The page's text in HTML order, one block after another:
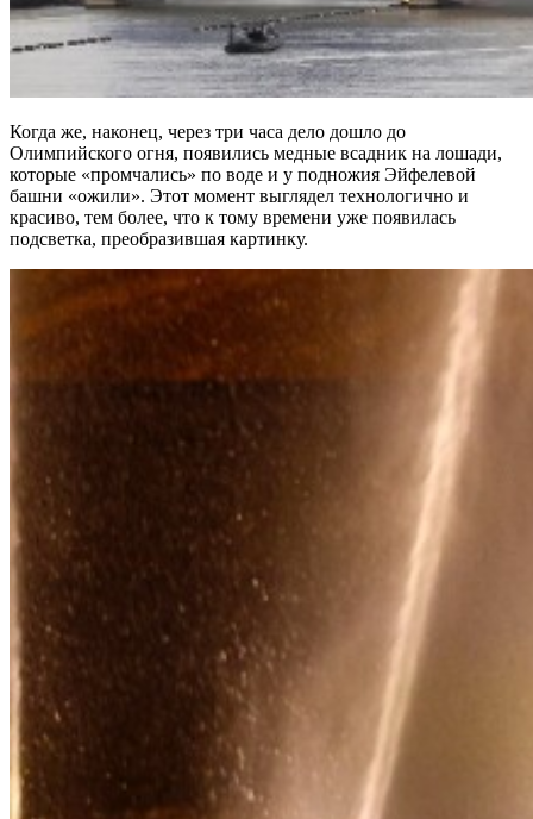
Когда же, наконец, через три часа дело дошло до
Олимпийского огня, появились медные всадник на лошади,
которые «промчались» по воде и у подножия Эйфелевой
башни «ожили». Этот момент выглядел технологично и
красиво, тем более, что к тому времени уже появилась
подсветка, преобразившая картинку.